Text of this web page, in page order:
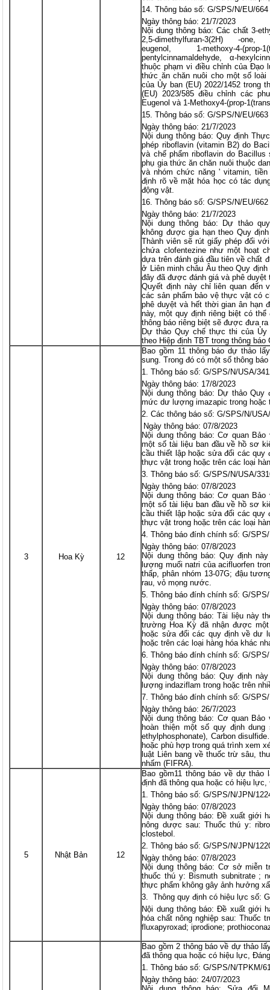
Thông báo số: G/SPS/N/EU/664
Ngày thông báo: 21/7/2023
Nội dung thông báo: Các chất 3-
2,5-dimethylfuran-3(2H) -one,
eugenol, 1-methoxy-4-
pentylcinnamaldehyde, α-
thuộc phạm vi điều chỉnh của Đạo
thức ăn chăn nuôi cho một số
của Ủy ban (EU) 2022/1452 trong
(EU) 2023/585 điều chỉnh các
Eugenol và 1-Methoxy4-(prop-
Thông báo số: G/SPS/N/EU/663
Ngày thông báo: 21/7/2023
Nội dung thông báo: Quy định
phép riboflavin (vitamin B2) do
và chế phẩm riboflavin do
phụ gia thức ăn chăn nuôi thuộc
và nhóm chức năng ' vitamin,
định rõ về mặt hóa học có tác
động vật.
Thông báo số: G/SPS/N/EU/662
Ngày thông báo: 21/7/2023
Nội dung thông báo: Dự thảo
không được gia hạn theo Quy
Thành viên sẽ rút giấy phép đối
chứa clofentezine như một hoạt
dựa trên đánh giá đầu tiên về chất
ở Liên minh châu Âu theo Quy
đây đã được đánh giá và phê duyệt
Quyết định này chỉ liên quan
các sản phẩm bảo vệ thực vật có
phê duyệt và hết thời gian ân hạn
này, một quy định riêng biệt có
thông báo riêng biệt sẽ được đưa
Dự thảo Quy chế thực thi của
theo Hiệp định TBT trong thông báo
3 Hoa Kỳ 12
Bao gồm 11 thông báo dự thảo
sung. Trong đó có một số thông
Thông báo số: G/SPS/N/USA/
Ngày thông báo: 17/8/2023
Nội dung thông báo: Dự thảo
mức dư lượng imazapic trong hoặc
Các thông báo số: G/SPS/N/
Ngày thông báo: 07/8/2023
Nội dung thông báo: Cơ quan
một số tài liệu ban đầu về hồ sơ
cầu thiết lập hoặc sửa đổi các
thực vật trong hoặc trên các loại
Thông báo số: G/SPS/N/USA/
Ngày thông báo: 07/8/2023
Nội dung thông báo: Cơ quan
một số tài liệu ban đầu về hồ sơ
cầu thiết lập hoặc sửa đổi các
thực vật trong hoặc trên các loại
Thông báo đính chính số: G/
Ngày thông báo: 07/8/2023
Nội dung thông báo: Quy định
lượng muối natri của acifluorfen
thấp, phân nhóm 13-07G; đậu
rau, vỏ mọng nước.
Thông báo đính chính số: G/
Ngày thông báo: 07/8/2023
Nội dung thông báo: Tài liệu này
trường Hoa Kỳ đã nhận được
hoặc sửa đổi các quy định về dư
hoặc trên các loại hàng hóa khác
Thông báo đính chính số: G/
Ngày thông báo: 07/8/2023
Nội dung thông báo: Quy định
lượng indaziflam trong hoặc trên
Thông báo đính chính số: G/
Ngày thông báo: 26/7/2023
Nội dung thông báo: Cơ quan
hoàn thiện một số quy định
ethylphosphonate), Carbon
hoặc phù hợp trong quá trình xem
luật Liên bang về thuốc trừ sâu,
nhấm (FIFRA).
5 Nhật Bản 12
Bao gồm11 thông báo về dự
định đã thông qua hoặc có hiệu
Thông báo số: G/SPS/N/JPN/
Ngày thông báo: 07/8/2023
Nội dung thông báo: Đề xuất giới
nông dược sau: Thuốc thú y:
clostebol.
Thông báo số: G/SPS/N/JPN/
Ngày thông báo: 07/8/2023
Nội dung thông báo: Cơ sở
thuốc thú y: Bismuth subnitrate ;
thực phẩm không gây ảnh hưởng
Thông quy định có hiệu lực số:
Nội dung thông báo: Đề xuất giới
hóa chất nông nghiệp sau: Thuốc
fluxapyroxad; iprodione;
Bao gồm 2 thông báo về dự thảo
đã thông qua hoặc có hiệu lực,
Thông báo số: G/SPS/N/TPKM/
Ngày thông báo: 24/07/2023